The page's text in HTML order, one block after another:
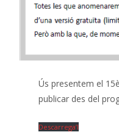
Ús presentem el
publicar des del
Descarrega’l